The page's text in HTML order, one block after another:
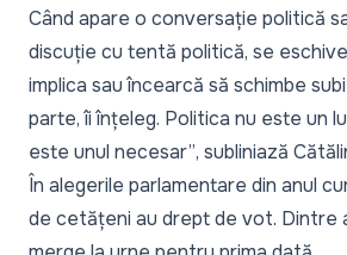
Când apare o conversație politică
discuție cu tentă politică, se
implica sau încearcă să schimbe
parte, îi înțeleg. Politica nu este un
este unul necesar”, subliniază
În alegerile parlamentare din anul
de cetățeni au drept de vot. Dintre